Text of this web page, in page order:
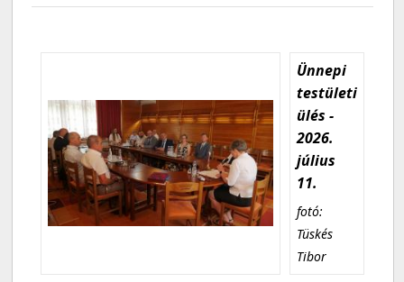
Ünnepi
testületi
ülés -
2026.
július
11.
fotó:
Tüskés
Tibor